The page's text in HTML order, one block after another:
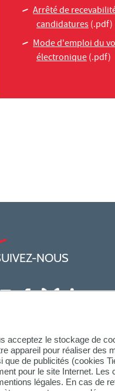
acceptez le stockage de
appareil pour réaliser des
que de publicités (cookies
pour le site Internet. Les
légales. En cas de
Arrêté de
candidatures(.pdf)
Mode d'emploi du
électronique(.pdf)
NOUS